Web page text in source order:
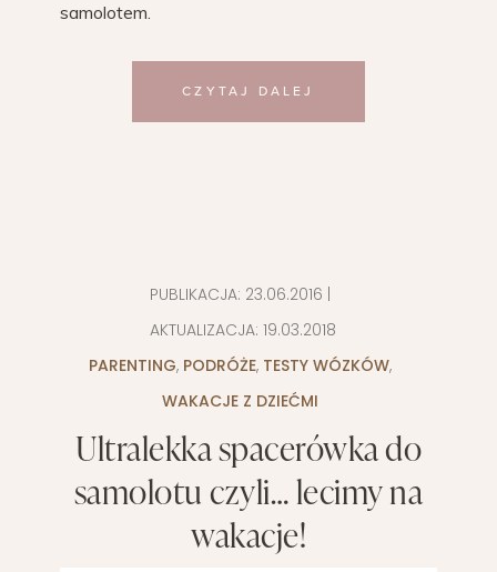
samolotem.
CZYTAJ DALEJ
PUBLIKACJA: 23.06.2016
AKTUALIZACJA: 19.03.2018
PARENTING, PODRÓŻE, TESTY WÓZKÓW,
WAKACJE Z DZIEĆMI
Ultralekka spacerówka do
samolotu czyli… lecimy na
wakacje!